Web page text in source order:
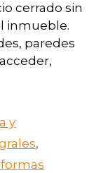
cerrado sin
inmueble.
paredes
y
,